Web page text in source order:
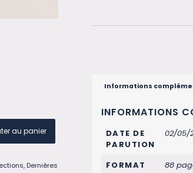
au panier
, Dernières
Informations
INFORMATIONS
DATE DE
PARUTION
02/05/
FORMAT
88